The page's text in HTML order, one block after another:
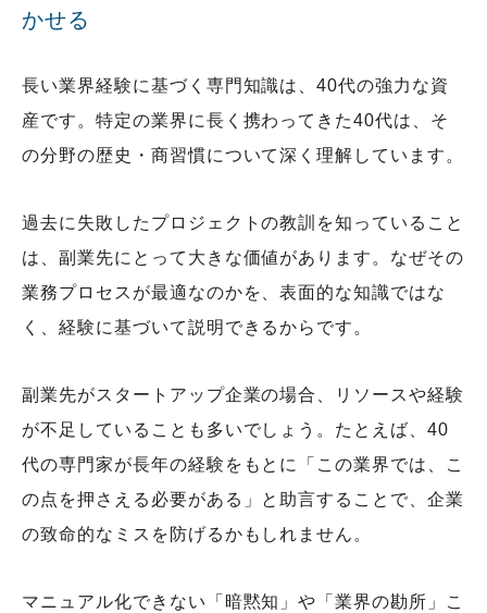
かせる
長い業界経験に基づく専門知識は、40代の強力な資
産です。特定の業界に長く携わってきた40代は、そ
の分野の歴史・商習慣について深く理解しています。
過去に失敗したプロジェクトの教訓を知っていること
は、副業先にとって大きな価値があります。なぜその
業務プロセスが最適なのかを、表面的な知識ではな
く、経験に基づいて説明できるからです。
副業先がスタートアップ企業の場合、リソースや経験
が不足していることも多いでしょう。たとえば、40
代の専門家が長年の経験をもとに「この業界では、こ
の点を押さえる必要がある」と助言することで、企業
の致命的なミスを防げるかもしれません。
マニュアル化できない「暗黙知」や「業界の勘所」こ